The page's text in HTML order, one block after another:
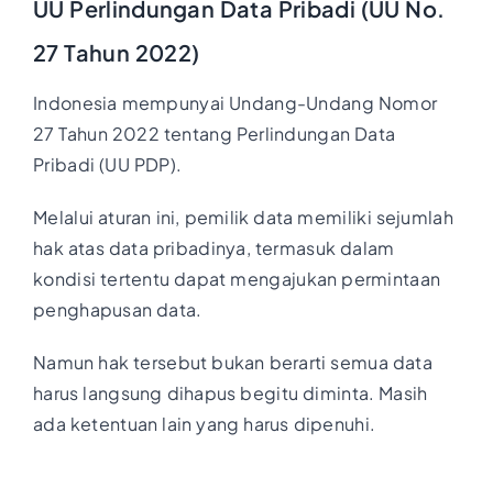
UU Perlindungan Data Pribadi (UU No.
27 Tahun 2022)
Indonesia mempunyai Undang-Undang Nomor
27 Tahun 2022 tentang Perlindungan Data
Pribadi (UU PDP).
Melalui aturan ini, pemilik data memiliki sejumlah
hak atas data pribadinya, termasuk dalam
kondisi tertentu dapat mengajukan permintaan
penghapusan data.
Namun hak tersebut bukan berarti semua data
harus langsung dihapus begitu diminta. Masih
ada ketentuan lain yang harus dipenuhi.